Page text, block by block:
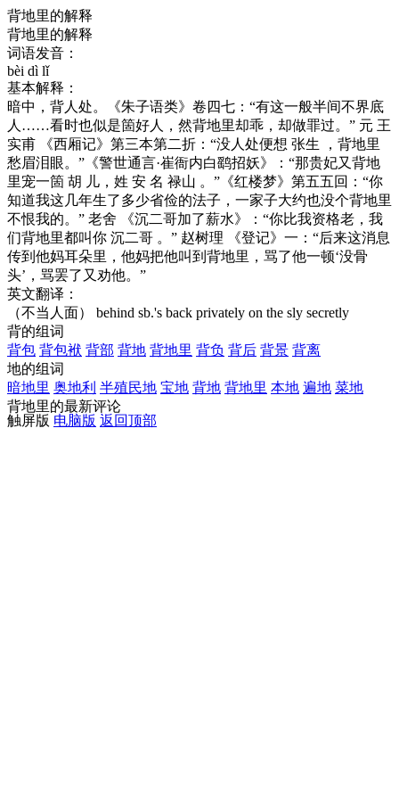
背地里的解释
背地里的解释
词语发音：
bèi dì lǐ
基本解释：
暗中，背人处。《朱子语类》卷四七：“有这一般半间不界底
人……看时也似是箇好人，然背地里却乖，却做罪过。” 元 王
实甫 《西厢记》第三本第二折：“没人处便想 张生 ，背地里
愁眉泪眼。”《警世通言·崔衙内白鹞招妖》：“那贵妃又背地
里宠一箇 胡 儿，姓 安 名 禄山 。”《红楼梦》第五五回：“你
知道我这几年生了多少省俭的法子，一家子大约也没个背地里
不恨我的。” 老舍 《沉二哥加了薪水》：“你比我资格老，我
们背地里都叫你 沉二哥 。” 赵树理 《登记》一：“后来这消息
传到他妈耳朵里，他妈把他叫到背地里，骂了他一顿‘没骨
头’，骂罢了又劝他。”
英文翻译：
（不当人面） behind sb.'s back privately on the sly secretly
背的组词
背包 背包袱 背部 背地 背地里 背负 背后 背景 背离
地的组词
暗地里 奥地利 半殖民地 宝地 背地 背地里 本地 遍地 菜地
背地里的最新评论
触屏版 电脑版 返回顶部